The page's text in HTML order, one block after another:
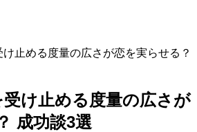
け止める度量の広さが恋を実らせる？
受け止める度量の広さが
成功談3選